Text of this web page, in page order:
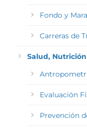
Fondo y
Carreras de
Salud,
Evaluación
Prevención